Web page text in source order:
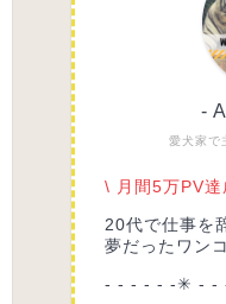
愛犬家で
-
\ 月間5万PV
20代で仕事を
夢だったワン
- - - - - -✳︎ - -